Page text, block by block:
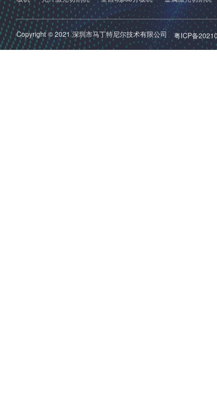
Copyright © 2021 深圳市马丁特尼尔技术有限公司 粤ICP备